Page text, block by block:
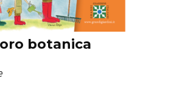
botanica